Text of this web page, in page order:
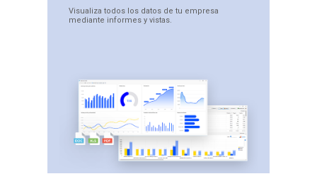
Visualiza todos los datos de tu empresa
mediante informes y vistas.